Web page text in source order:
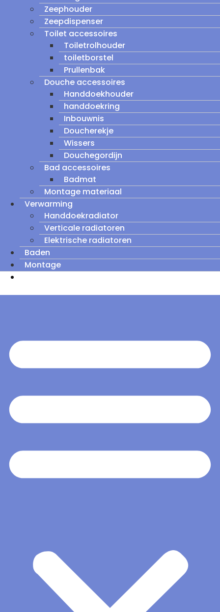
Zeephouder
Zeepdispenser
Toilet accessoires
Toiletrolhouder
toiletborstel
Prullenbak
Douche accessoires
Handdoekhouder
handdoekring
Inbouwnis
Doucherekje
Wissers
Douchegordijn
Bad accessoires
Badmat
Montage materiaal
Verwarming
Handdoekradiator
Verticale radiatoren
Elektrische radiatoren
Baden
Montage